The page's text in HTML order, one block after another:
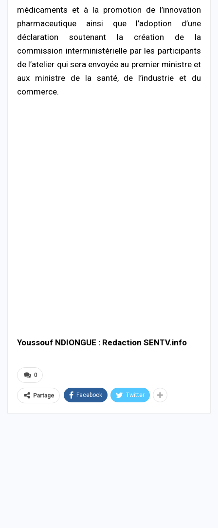
médicaments et à la promotion de l’innovation
pharmaceutique ainsi que l’adoption d’une
déclaration soutenant la création de la
commission interministérielle par les participants
de l’atelier qui sera envoyée au premier ministre et
aux ministre de la santé, de l’industrie et du
commerce.
Youssouf NDIONGUE : Redaction SENTV.info
0
Partage Facebook Twitter